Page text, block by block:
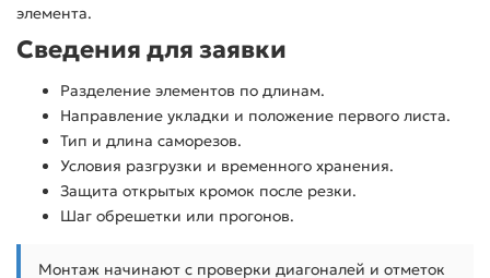
элемента.
Сведения для заявки
Разделение элементов по длинам.
Направление укладки и положение первого листа.
Тип и длина саморезов.
Условия разгрузки и временного хранения.
Защита открытых кромок после резки.
Шаг обрешетки или прогонов.
Монтаж начинают с проверки диагоналей и отметок